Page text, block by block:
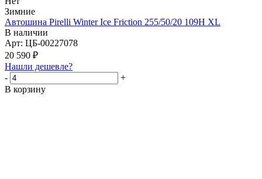
Зимние
Автошина Pirelli Winter Ice Friction 255/50/20 109Н XL
В наличии
Арт: ЦБ-00227078
20 590 ₽
Нашли дешевле?
-
+
В корзину